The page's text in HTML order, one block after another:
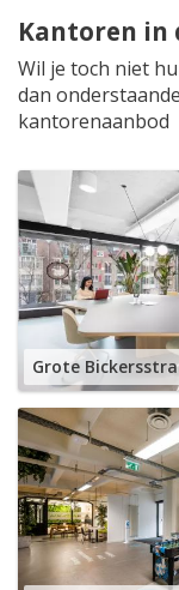
Kantoren in
Wil je toch niet
dan
kantorenaanbod